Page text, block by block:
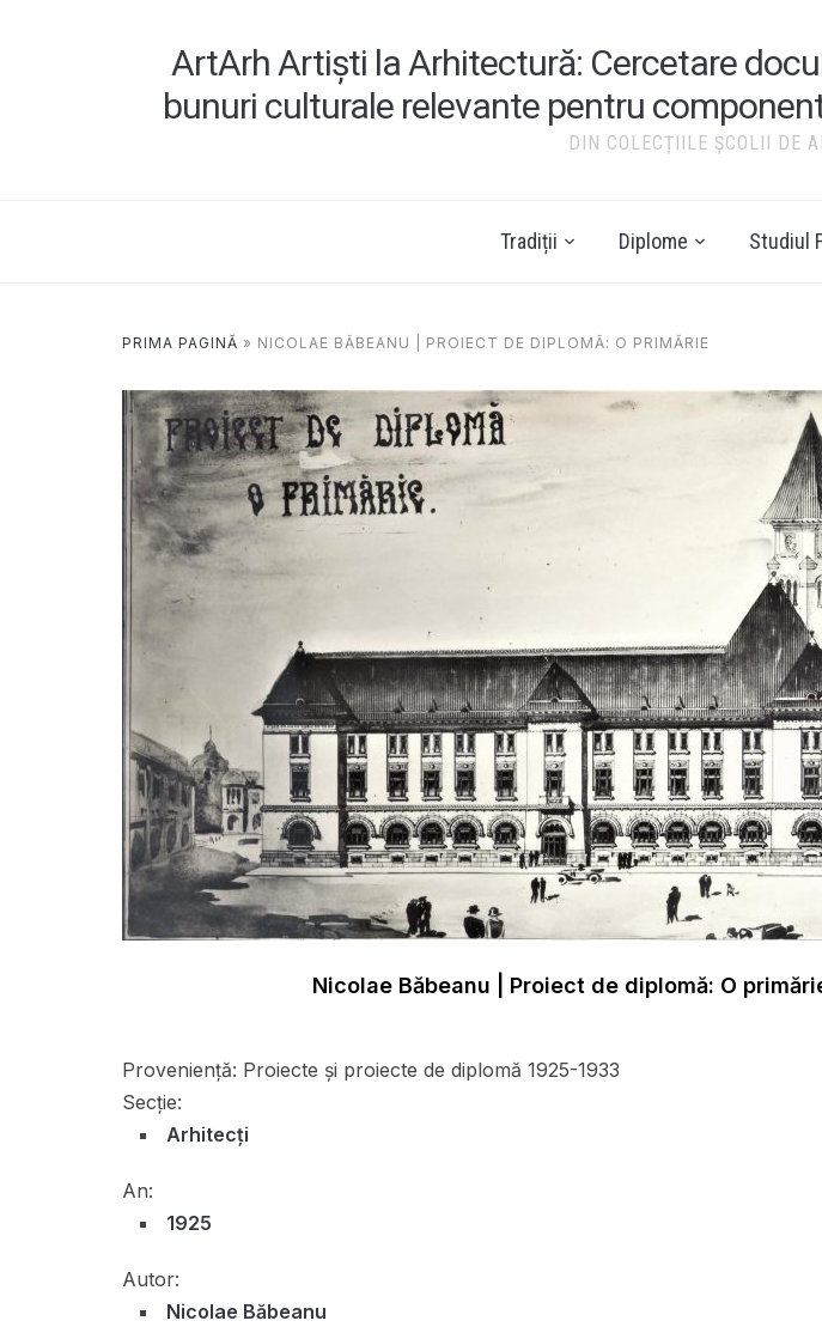
ArtArh Artiști la Arhitectură: Cercetare
bunuri culturale relevante pentru
DIN COLECȚIILE ȘCOLII DE
Tradiții Diplome Studiul
PRIMA PAGINĂ » NICOLAE BĂBEANU | PROIECT DE DIPLOMĂ: O PRIMĂRIE
Nicolae Băbeanu | Proiect de diplomă: O
Proveniență: Proiecte și proiecte de diplomă 1925-1933
Secție:
Arhitecți
An:
1925
Autor:
Nicolae Băbeanu